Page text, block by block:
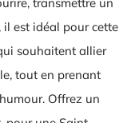
est idéal pour cette
souhaitent allier
tout en prenant
Offrez un